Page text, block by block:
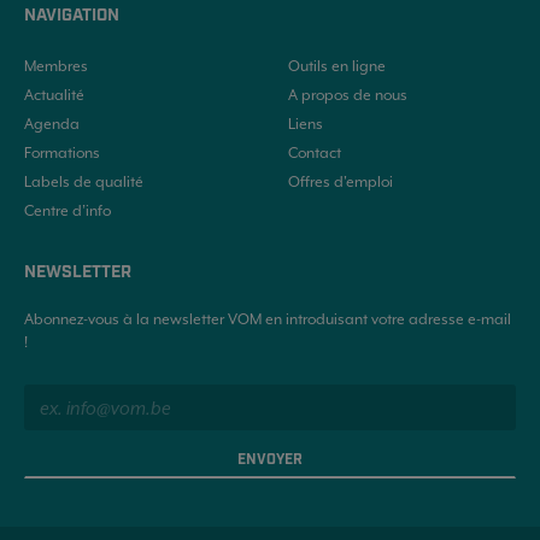
NAVIGATION
Membres
Actualité
Agenda
Formations
Labels de qualité
Centre d’info
Outils en ligne
A propos de nous
Liens
Contact
Offres d'emploi
NEWSLETTER
Abonnez-vous à la newsletter VOM en introduisant votre adresse e-mail
!
ENVOYER